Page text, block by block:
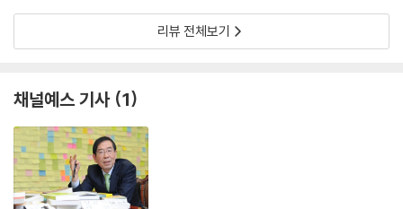
뛰어들고 싶어 몸이 근질거린다. 그런 일일수록 더욱 ‘대박’ 날 것 같은 생
각이 든다. 모험이지만, 위험이 따르지만, 보통 일보다 결실이 알 찰 가능성
도 그만큼 클 것이기 때문이다. 그러니 여러분은 내가 어떤 일을 못하도록
같은데, 꼭 변호사님이 해야겠어요?” 그러면 나는 십중팔구 그 일을 하지
않게 될 것이다.
---p.114 「모험심」 중에서
양하게 변했다. 검사에서 변호리뷰 전체보기
채널예스 기사 1